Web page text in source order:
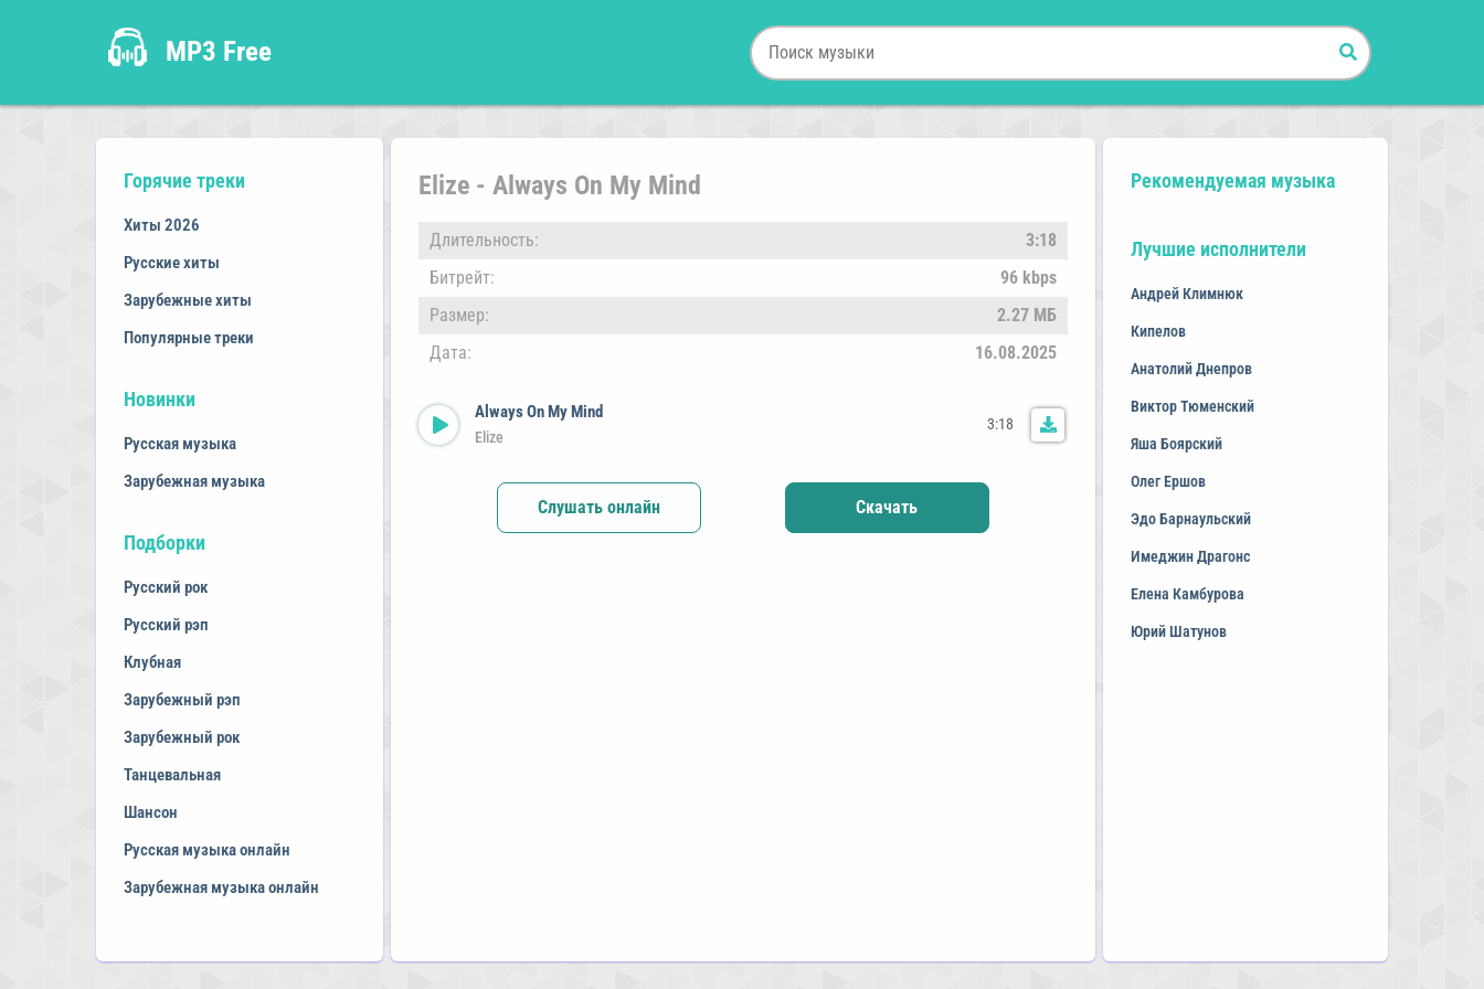
MP3 Free
Горячие треки
Хиты 2026
Русские хиты
Зарубежные хиты
Популярные треки
Новинки
Русская музыка
Зарубежная музыка
Подборки
Русский рок
Русский рэп
Клубная
Зарубежный рэп
Зарубежный рок
Танцевальная
Шансон
Русская музыка онлайн
Зарубежная музыка онлайн
Elize - Always On My Mind
Длительность:
3:18
Битрейт:
96 kbps
Размер:
2.27 МБ
Дата:
16.08.2025
Always On My Mind
Elize
3:18
Слушать онлайн Скачать
Рекомендуемая музыка
Лучшие исполнители
Андрей Климнюк
Кипелов
Анатолий Днепров
Виктор Тюменский
Яша Боярский
Олег Ершов
Эдо Барнаульский
Имеджин Драгонс
Елена Камбурова
Юрий Шатунов